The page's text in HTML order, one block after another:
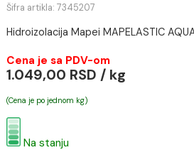
AQUADEFENSE 7.5 kg
Hidroizolacija Mapei MAPELASTIC
Cena je sa PDV-om
1.049,00 RSD / kg